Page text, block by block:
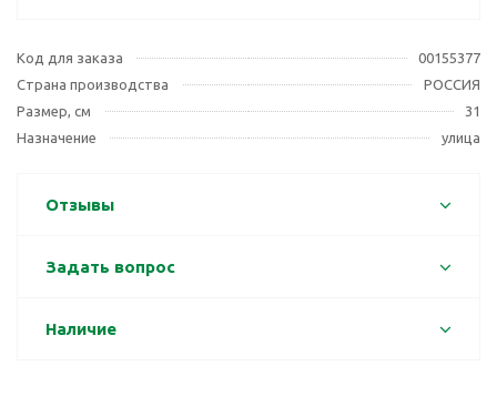
Код для заказа
00155377
Страна производства
РОССИЯ
Размер, см
31
Назначение
улица
Отзывы
Задать вопрос
Наличие